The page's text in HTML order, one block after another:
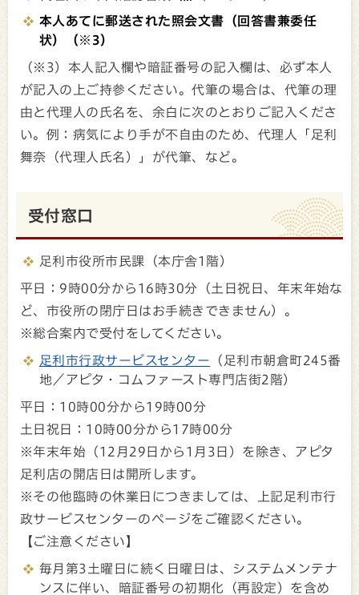
本人あてに郵送された照会文書（回答書兼委任
状）（※3）
（※3）本人記入欄や暗証番号の記入欄は、必ず本人
が記入の上ご持参ください。代筆の場合は、代筆の理
由と代理人の氏名を、余白に次のとおりご記入くださ
い。例：病気により手が不自由のため、代理人「足利
舞奈（代理人氏名）」が代筆、など。
受付窓口
足利市役所市民課（本庁舎1階）
平日：9時00分から16時30分（土日祝日、年末年始な
ど、市役所の閉庁日はお手続きできません）。
※総合案内で受付をしてください。
足利市行政サービスセンター （足利市朝倉町245番
地／アピタ・コムファースト専門店街2階）
平日：10時00分から19時00分
土日祝日：10時00分から17時00分
※年末年始（12月29日から1月3日）を除き、アピタ
足利店の開店日は開所します。
※その他臨時の休業日につきましては、上記足利市行
政サービスセンターのページをご確認ください。
【ご注意ください】
毎月第3土曜日に続く日曜日は、システムメンテナ
ンスに伴い、暗証番号の初期化（再設定）を含め